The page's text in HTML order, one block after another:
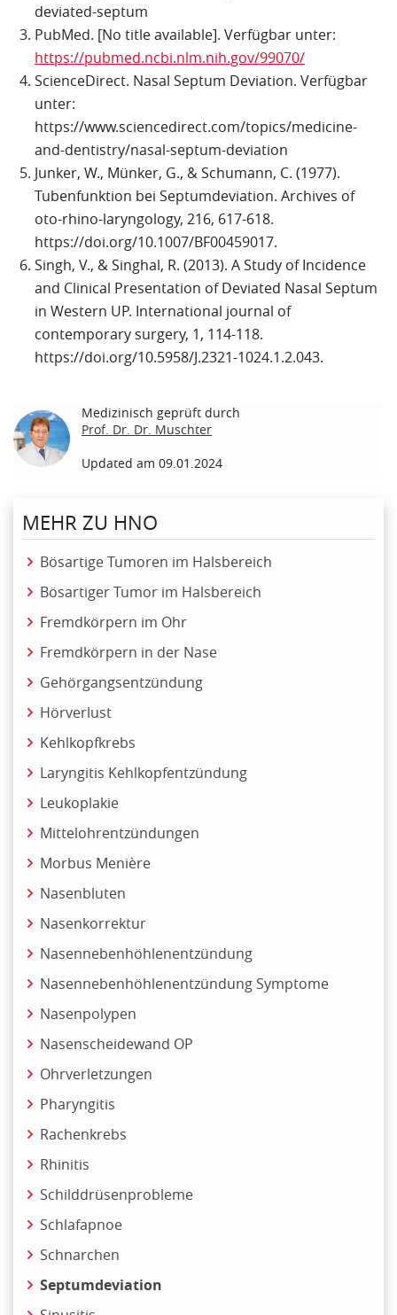
deviated-septum
PubMed. [No title available]. Verfügbar unter:
https://pubmed.ncbi.nlm.nih.gov/99070/
ScienceDirect. Nasal Septum Deviation. Verfügbar
unter:
https://www.sciencedirect.com/topics/medicine-
and-dentistry/nasal-septum-deviation
Junker, W., Münker, G., & Schumann, C. (1977).
Tubenfunktion bei Septumdeviation. Archives of
oto-rhino-laryngology, 216, 617-618.
https://doi.org/10.1007/BF00459017.
Singh, V., & Singhal, R. (2013). A Study of Incidence
and Clinical Presentation of Deviated Nasal Septum
in Western UP. International journal of
contemporary surgery, 1, 114-118.
https://doi.org/10.5958/J.2321-1024.1.2.043.
Medizinisch geprüft durch
Prof. Dr. Dr. Muschter
Updated am 09.01.2024
MEHR ZU HNO
Bösartige Tumoren im Halsbereich
Bösartiger Tumor im Halsbereich
Fremdkörpern im Ohr
Fremdkörpern in der Nase
Gehörgangsentzündung
Hörverlust
Kehlkopfkrebs
Laryngitis Kehlkopfentzündung
Leukoplakie
Mittelohrentzündungen
Morbus Menière
Nasenbluten
Nasenkorrektur
Nasennebenhöhlenentzündung
Nasennebenhöhlenentzündung Symptome
Nasenpolypen
Nasenscheidewand OP
Ohrverletzungen
Pharyngitis
Rachenkrebs
Rhinitis
Schilddrüsenprobleme
Schlafapnoe
Schnarchen
Septumdeviation